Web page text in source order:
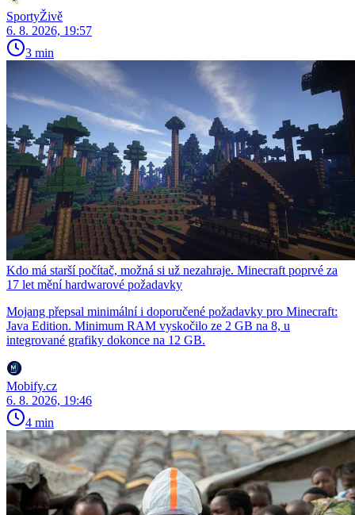
SportyŽivě
6. 8. 2026, 19:57
3 min
Kdo má starší počítač, možná si už nezahraje. Minecraft poprvé za
17 let mění hardwarové požadavky
Mojang přepsal minimální i doporučené požadavky pro Minecraft:
Java Edition. Minimum RAM vyskočilo ze 2 GB na 8, u
integrované grafiky dokonce na 12 GB.
Mobify.cz
6. 8. 2026, 19:46
4 min